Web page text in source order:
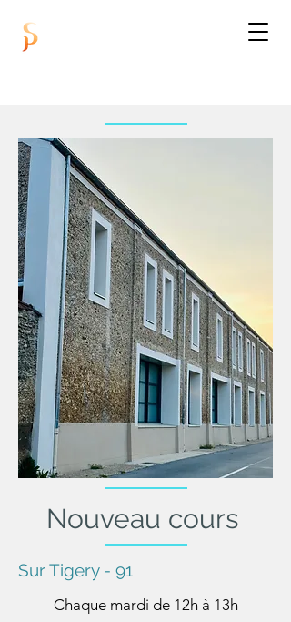
Nouveau cours
Sur Tigery - 91
Chaque mardi de 12h à 13h